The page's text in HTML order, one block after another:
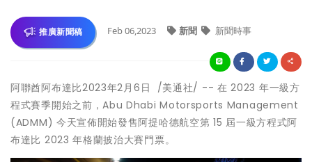
推廣新聞稿 Feb 06,2023 新聞 新聞時事
阿聯酋阿布達比2023年2月6日
/美通社/ -- 在 2023 年一級方
程式賽季開始之前，Abu Dhabi Motorsports Management
(ADMM) 今天宣佈開始發售阿提哈德航空第 15 屆一級方程式阿
布達比 2023 年格蘭披治大賽門票。